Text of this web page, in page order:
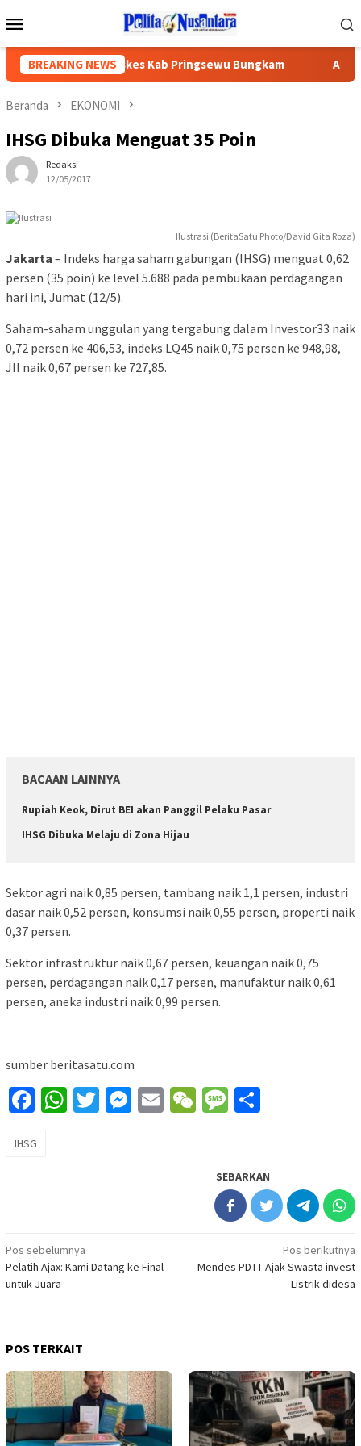
ke
Mobile
BREAKING NEWS
Gedung,Kadiskes Kab Pringsewu Bungkam APH
Beranda EKONOMI
IHSG Dibuka Menguat 35 Poin
Redaksi
12/05/2017
Ilustrasi (BeritaSatu Photo/David Gita Roza)
Jakarta – Indeks harga saham gabungan (IHSG) menguat 0,62
persen (35 poin) ke level 5.688 pada pembukaan perdagangan
hari ini, Jumat (12/5).
Saham-saham unggulan yang tergabung dalam Investor33 naik
0,72 persen ke 406,53, indeks LQ45 naik 0,75 persen ke 948,98,
JII naik 0,67 persen ke 727,85.
BACAAN LAINNYA
Rupiah Keok, Dirut BEI akan Panggil Pelaku Pasar
IHSG Dibuka Melaju di Zona Hijau
Sektor agri naik 0,85 persen, tambang naik 1,1 persen, industri
dasar naik 0,52 persen, konsumsi naik 0,55 persen, properti naik
0,37 persen.
Sektor infrastruktur naik 0,67 persen, keuangan naik 0,75
persen, perdagangan naik 0,17 persen, manufaktur naik 0,61
persen, aneka industri naik 0,99 persen.
sumber beritasatu.com
Facebook
WhatsApp
Twitter
Messenger
EmailWeChatMessage
IHSG
SEBARKAN
Navigasi
pos
Pos sebelumnya
Pelatih Ajax: Kami Datang ke Final
untuk Juara
Pos berikutnya
Mendes PDTT Ajak Swasta invest
Listrik didesa
POS TERKAIT